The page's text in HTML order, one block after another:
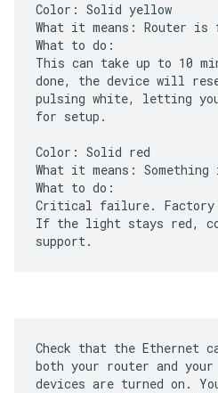
Color: Solid yellow
What it means: Router
What to do:
This can take up to 10
done, the device will
pulsing white, letting
for setup.
Color: Solid red
What it means: Something
What to do:
Critical failure. Factory
If the light stays red,
Check that the Ethernet
both your router and your
devices are turned on.